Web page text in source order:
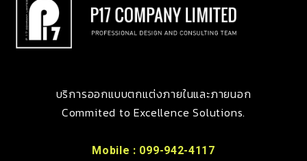
บริการออกแบบตกแต่งภายในและภายนอก
Commited to Excellence Solutions.
Mobile : 099-942-4117